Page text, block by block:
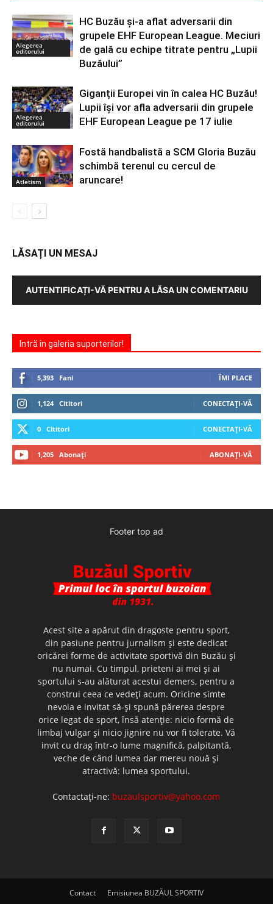
Alegerea
editorului
HC Buzău și-a aflat adversarii din
grupele EHF European League. Meciuri
de gală cu echipe titrate pentru „Lupii
Buzăului”
Alegerea
editorului
Giganții Europei vin în calea HC Buzău!
Lupii își vor afla adversarii din grupele
EHF European League pe 17 iulie
Atletism
Fostă handbalistă a SCM Gloria Buzău
schimbă terenul cu cercul de
aruncare!
LĂSAȚI UN MESAJ
AUTENTIFICAȚI-VĂ PENTRU A LĂSA UN COMENTARIU
Intră în galeria suporterilor!
5,393 Fani ÎMI PLACE
1,124 Cititori CONECTAȚI-VĂ
0 Cititori CONECTAȚI-VĂ
1,205 Abonați ABONAȚI-VĂ
Footer top ad
Acest site a apărut din dragoste pentru sport,
din pasiune pentru jurnalism şi este dedicat
oricărei forme de activitate sportivă din Buzău şi
nu numai. Cu timpul, prieteni ai mei şi ai
sportului s-au alăturat acestui demers, pentru a
construi ceea ce vedeţi acum. Oricine simte
nevoia e invitat să-şi spună părerea despre
orice legat de sport, însă atenţie: nicio formă de
limbaj vulgar şi nicio jignire nu vor fi tolerate. Vă
invit cu drag într-o lume magnifică, palpitantă,
veche de când lumea dar mereu nouă şi
atractivă: lumea sportului.
Contactați-ne: buzaulsportiv@yahoo.com
Contact Emisiunea BUZĂUL SPORTIV